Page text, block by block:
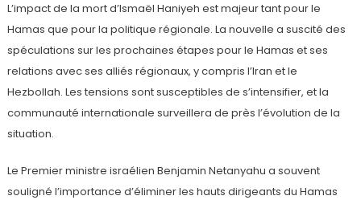
L’impact de la mort d’Ismaël Haniyeh est majeur tant pour le
Hamas que pour la politique régionale. La nouvelle a suscité des
spéculations sur les prochaines étapes pour le Hamas et ses
relations avec ses alliés régionaux, y compris l’Iran et le
Hezbollah. Les tensions sont susceptibles de s’intensifier, et la
communauté internationale surveillera de près l’évolution de la
situation.
Le Premier ministre israélien Benjamin Netanyahu a souvent
souligné l’importance d’éliminer les hauts dirigeants du Hamas